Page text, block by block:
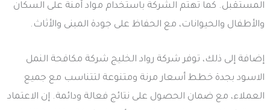
المستقبل. كما تهتم الشركة باستخدام مواد آمنة على السكان
والأطفال والحيوانات، مع الحفاظ على جودة المبنى والأثاث.
إضافة إلى ذلك، توفر شركة رواد الخليج شركة مكافحة النمل
الاسود بجدة خطط أسعار مرنة ومتنوعة لتتناسب مع جميع
العملاء، مع ضمان الحصول على نتائج فعالة ودائمة. إن الاعتماد